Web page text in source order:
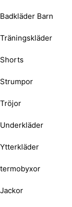
Badkläder Barn
Träningskläder
Shorts
Strumpor
Tröjor
Underkläder
Ytterkläder
termobyxor
Jackor